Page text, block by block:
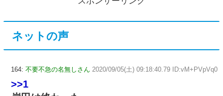
ネットの声
164: 不要不急の名無しさん 2020/09/05(土) 09:18:40.79 ID:vM+PVpVq0
>>1